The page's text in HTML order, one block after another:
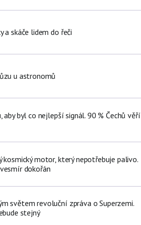
skáče lidem do řeči
u astronomů
byl co nejlepší signál. 90 % Čechů věří
motor, který nepotřebuje palivo.
dokořán
světem revoluční zpráva o Superzemi.
stejný